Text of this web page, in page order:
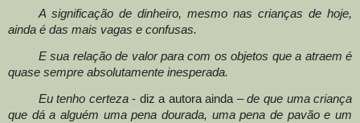
A significação de dinheiro, mesmo nas crianças de hoje,
ainda é das mais vagas e confusas.
E sua relação de valor para com os objetos que a atraem é
quase sempre absolutamente inesperada.
Eu tenho certeza- diz a autora ainda –de que uma criança
que dá a alguém uma pena dourada, uma pena de pavão e um